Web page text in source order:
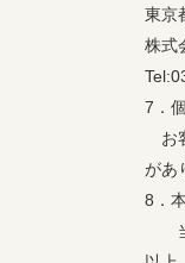
東京
株式
7．
お
があ
8．
当